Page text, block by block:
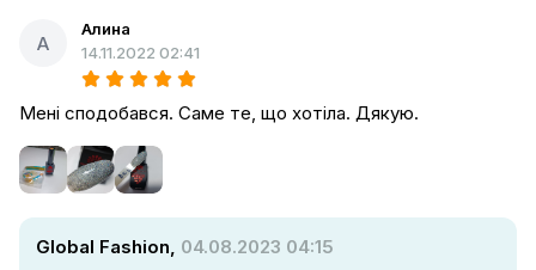
А
Алина
14.11.2022 02:41
Мені сподобався. Саме те, що хотіла. Дякую.
Global Fashion, 04.08.2023 04:15